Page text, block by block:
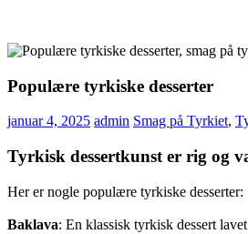
Populære tyrkiske desserter
januar 4, 2025 admin Smag på Tyrkiet,
Tyrkisk dessertkunst er rig og
Her er nogle populære tyrkiske desserter:
Baklava: En klassisk tyrkisk dessert